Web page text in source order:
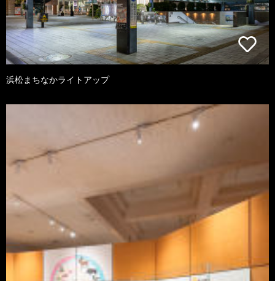
浜松まちなかライトアップ